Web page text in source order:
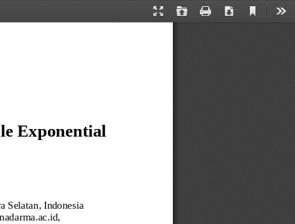
Presentation
Open Print Download
Current
Exponential
Selatan, Indonesia